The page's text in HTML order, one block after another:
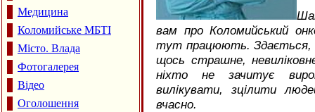
Медицина
Коломийське МБТІ
Місто. Влада
Фотогалерея
Відео
Оголошення
вам про Коломийський
тут працюють. Здається,
щось страшне,
ніхто не зачитує
вилікувати, зцілити
вчасно.